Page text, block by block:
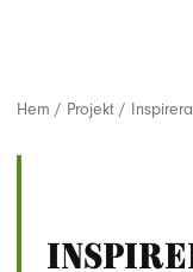
Hem / Projekt /